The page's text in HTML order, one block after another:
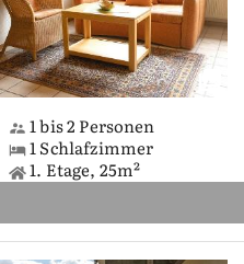
1 bis 2 Personen
1 Schlafzimmer
1. Etage, 25m²